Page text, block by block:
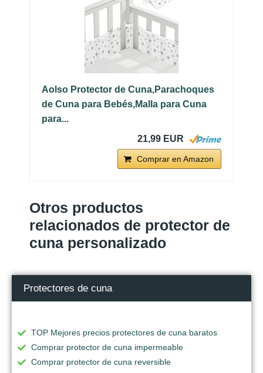
Aolso Protector de Cuna,Parachoques
de Cuna para Bebés,Malla para Cuna
para...
21,99 EUR
Comprar en Amazon
Otros productos
relacionados de protector de
cuna personalizado
Protectores de cuna
TOP Mejores precios protectores de cuna baratos
Comprar protector de cuna impermeable
Comprar protector de cuna reversible